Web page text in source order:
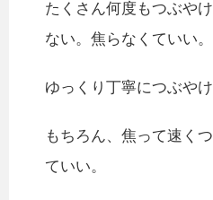
たくさん何度もつぶや
ない。焦らなくていい。
ゆっくり丁寧につぶやけ
もちろん、焦って速く
ていい。